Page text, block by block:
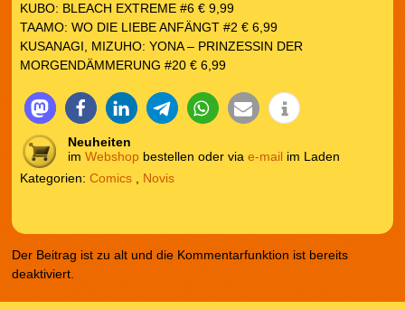
KUBO: BLEACH EXTREME #6 € 9,99
TAAMO: WO DIE LIEBE ANFÄNGT #2 € 6,99
KUSANAGI, MIZUHO: YONA – PRINZESSIN DER
MORGENDÄMMERUNG #20 € 6,99
Neuheiten
im Webshop bestellen oder via e-mail im Laden
Kategorien: Comics, Novis
Der Beitrag ist zu alt und die Kommentarfunktion ist bereits
deaktiviert.